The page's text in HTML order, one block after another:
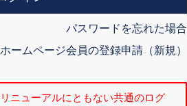
パスワードを忘れた場合
ホームページ会員の登録申請（新規）